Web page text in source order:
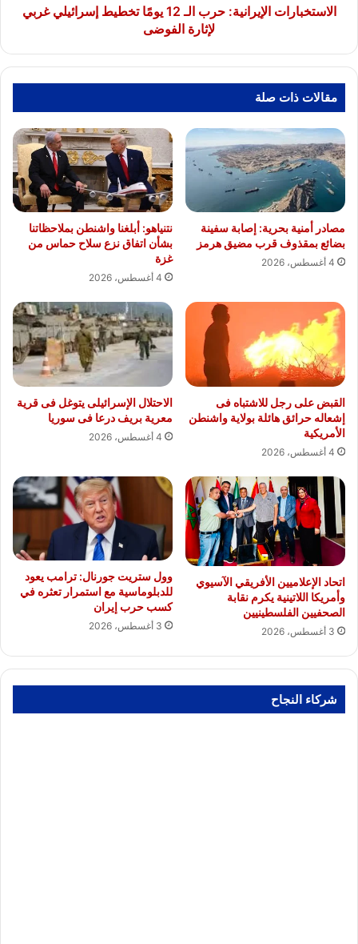
لإثارة
الاستخبارات الإيرانية: حرب الـ 12 يومًا تخطيط إسرائيلي غربي
لإثارة الفوضى
مقالات ذات صلة
مصادر أمنية بحرية: إصابة سفينة
بضائع بمقذوف قرب مضيق هرمز
4 أغسطس، 2026
نتنياهو: أبلغنا واشنطن بملاحظاتنا
بشأن اتفاق نزع سلاح حماس من
غزة
4 أغسطس، 2026
القبض على رجل للاشتباه فى
إشعاله حرائق هائلة بولاية واشنطن
الأمريكية
4 أغسطس، 2026
الاحتلال الإسرائيلى يتوغل فى قرية
معرية بريف درعا فى سوريا
4 أغسطس، 2026
اتحاد الإعلاميين الأفريقي الآسيوي
وأمريكا اللاتينية يكرم نقابة
الصحفيين الفلسطينيين
3 أغسطس، 2026
وول ستريت جورنال: ترامب يعود
للدبلوماسية مع استمرار تعثره في
كسب حرب إيران
3 أغسطس، 2026
شركاء النجاح